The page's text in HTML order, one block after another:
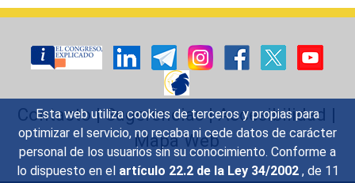
Esta web utiliza cookies de terceros y propias para
optimizar el servicio, no recaba ni cede datos de carácter
personal de los usuarios sin su conocimiento. Conforme a
lo dispuesto en el artículo 22.2 de la Ley 34/2002 , de 11
Contacto|Sugerencias|Accesibilidad |
Mapa Web